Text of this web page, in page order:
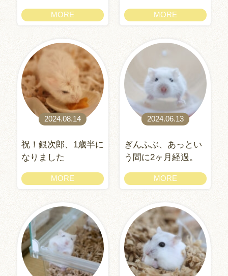
MORE MORE
2024.08.14
祝！銀次郎、1歳半に
なりました
MORE
2024.06.13
ぎんふぶ、あっとい
う間に2ヶ月経過。
MORE